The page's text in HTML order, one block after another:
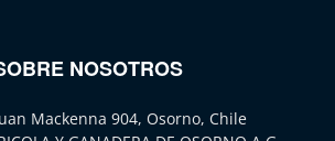
NOSOTROS
Mackenna 904, Osorno, Chile